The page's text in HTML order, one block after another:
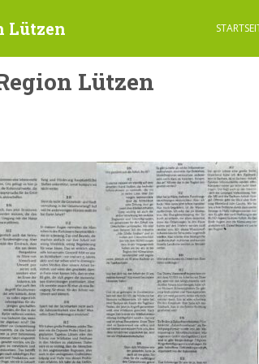
Lützen
Lützen